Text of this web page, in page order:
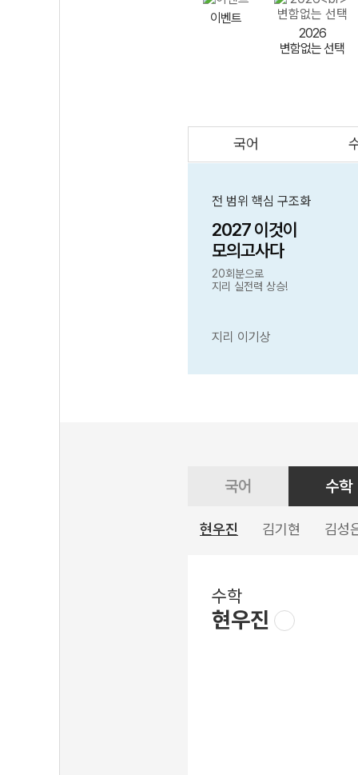
이벤트
2026
변함없는 선택
국어
전 범위 핵심 구조화
2027 이것이
모의고사다
20회분으로
지리 실전력 상승!
지리 이기상
국어 수학
현우진 김기현 김성
수학
현우진